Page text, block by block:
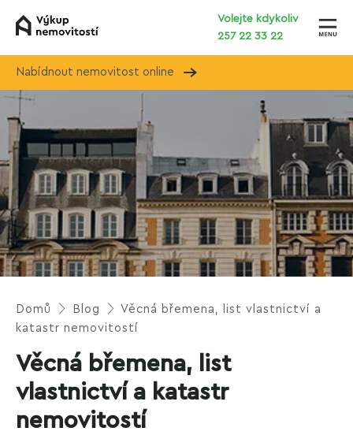
Volejte kdykoliv
257 22 33 22
Nabídnout nemovitost online
Domů Blog
Věcná břemena, list vlastnictví a
katastr nemovitostí
Věcná břemena, list
vlastnictví a katastr
nemovitostí